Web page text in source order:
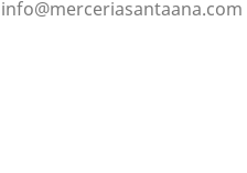
info@merceriasantaana.com